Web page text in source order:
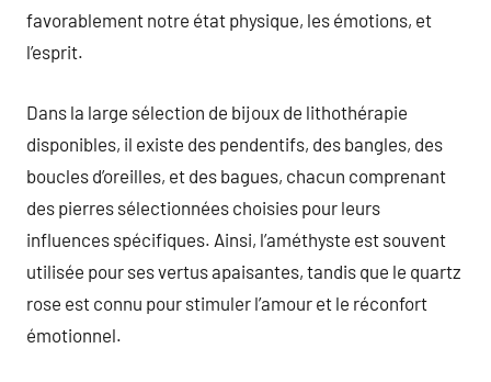
favorablement notre état physique, les émotions, et
l’esprit.
Dans la large sélection de bijoux de lithothérapie
disponibles, il existe des pendentifs, des bangles, des
boucles d’oreilles, et des bagues, chacun comprenant
des pierres sélectionnées choisies pour leurs
influences spécifiques. Ainsi, l’améthyste est souvent
utilisée pour ses vertus apaisantes, tandis que le quartz
rose est connu pour stimuler l’amour et le réconfort
émotionnel.